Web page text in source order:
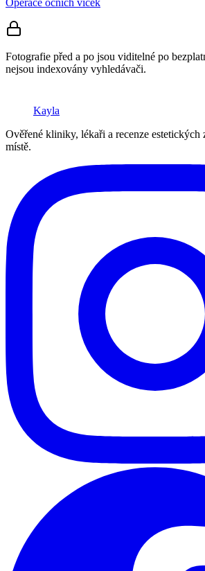
Operace očních víček
Fotografie před a po jsou viditelné po
nejsou indexovány vyhledávači.
Kayla
Ověřené kliniky, lékaři a recenze estetických
místě.